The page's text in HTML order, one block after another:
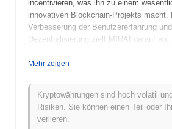
incentivieren, was ihn zu einem
innovativen Blockchain-Projekts macht.
Verbesserung der Benutzererfahrung
Dezentralisierung zielt MIRAI darauf ab,
MIRAI wurde 2018 als dezentrale
gerufen, die darauf abzielt, die
digitaler Transaktionen zu verbessern.
Mehr zeigen
Kryptowährungen sind hoch volatil
Risiken. Sie können einen Teil oder
verlieren.